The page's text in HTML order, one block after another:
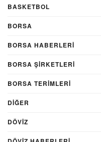
BASKETBOL
BORSA
BORSA HABERLERI
BORSA ŞIRKETLERI
BORSA TERIMLERI
DIĞER
DÖVİZ